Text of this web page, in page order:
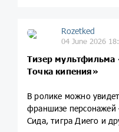
Rozetked
04 June 2026
Тизер
Точка кипения»
В ролике можно
франшизе
Сида, тигра Диего и